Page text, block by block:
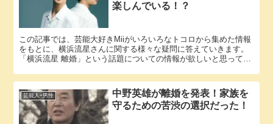
楽しんでいる！？
この記事では、芸能大好きMiiがいろいろなトコロから集めた情報
をもとに、横浜流星さんに関する様々な疑問に答えていきます。
「横浜流星 離婚」という話題についての情報が欲しいと思ってい
芸能人ｰ男性
中野英雄が離婚を発表！家族を
守るための苦渋の選択だった！